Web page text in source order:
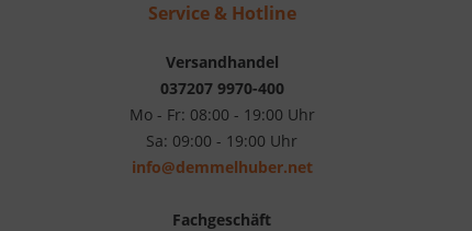
Service & Hotline
Versandhandel
037207 9970-400
Mo - Fr: 08:00 - 19:00 Uhr
Sa: 09:00 - 19:00 Uhr
info@demmelhuber.net
Fachgeschäft